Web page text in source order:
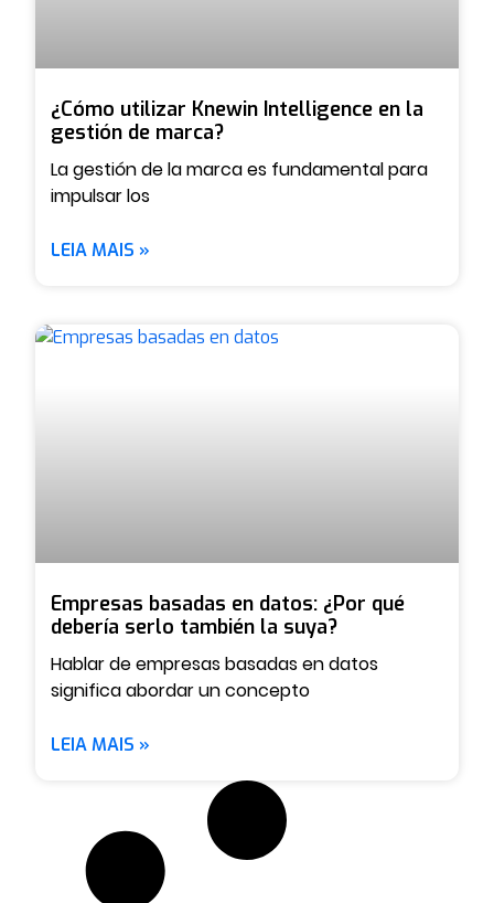
¿Cómo utilizar Knewin Intelligence en la
gestión de marca?
La gestión de la marca es fundamental para
impulsar los
LEIA MAIS »
Empresas basadas en datos: ¿Por qué
debería serlo también la suya?
Hablar de empresas basadas en datos
significa abordar un concepto
LEIA MAIS »